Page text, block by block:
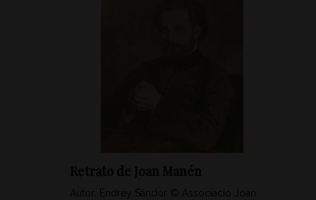
Retrato de Joan Manén
Autor: Endrey Sándor © Associació Joan